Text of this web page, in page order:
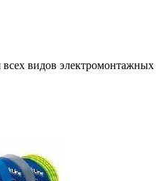
всех видов электромонтажных